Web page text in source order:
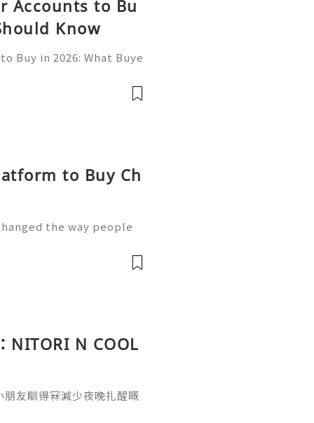
Accounts to Bu
Know
Buy in 2026: What Buye
interest in estab
to Buy Ch
the way people
banking solutions that p
NITORI N COOL
友瞓得冧減少夜晚扎醒嘅